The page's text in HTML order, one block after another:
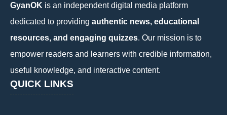
GyanOK is an independent digital media platform
dedicated to providing authentic news, educational
resources, and engaging quizzes. Our mission is to
empower readers and learners with credible information,
useful knowledge, and interactive content.
QUICK LINKS